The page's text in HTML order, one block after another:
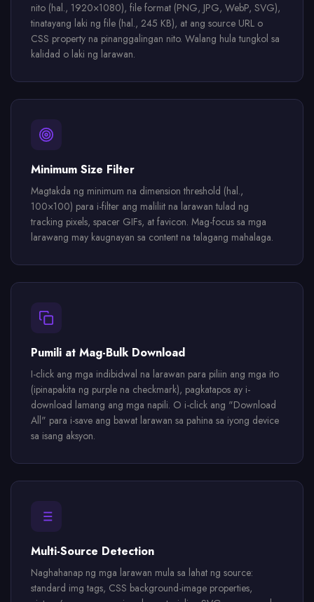
nito (hal., 1920×1080), file format (PNG, JPG, WebP, SVG),
tinatayang laki ng file (hal., 245 KB), at ang source URL o
CSS property na pinanggalingan nito. Walang hula tungkol sa
kalidad o laki ng larawan.
Minimum Size Filter
Magtakda ng minimum na dimension threshold (hal.,
100×100) para i-filter ang maliliit na larawan tulad ng
tracking pixels, spacer GIFs, at favicon. Mag-focus sa mga
larawang may kaugnayan sa content na talagang mahalaga.
Pumili at Mag-Bulk Download
I-click ang mga indibidwal na larawan para piliin ang mga ito
(ipinapakita ng purple na checkmark), pagkatapos ay i-
download lamang ang mga napili. O i-click ang "Download
All" para i-save ang bawat larawan sa pahina sa iyong device
sa isang aksyon.
Multi-Source Detection
Naghahanap ng mga larawan mula sa lahat ng source:
standard img tags, CSS background-image properties,